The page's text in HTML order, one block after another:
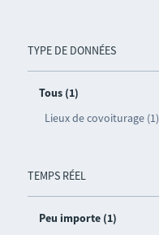
TYPE DE DONNÉES
Tous (1)
Lieux de covoiturage (1)
TEMPS RÉEL
Peu importe (1)